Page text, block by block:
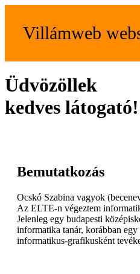
Villámweb
Üdvözöllek
kedves látogató!
Bemutatkozás
Ocskó Szabina vagyok
Az ELTE-n végeztem
Jelenleg egy budapesti
informatika tanár, korábban egy
informatikus-grafikusként